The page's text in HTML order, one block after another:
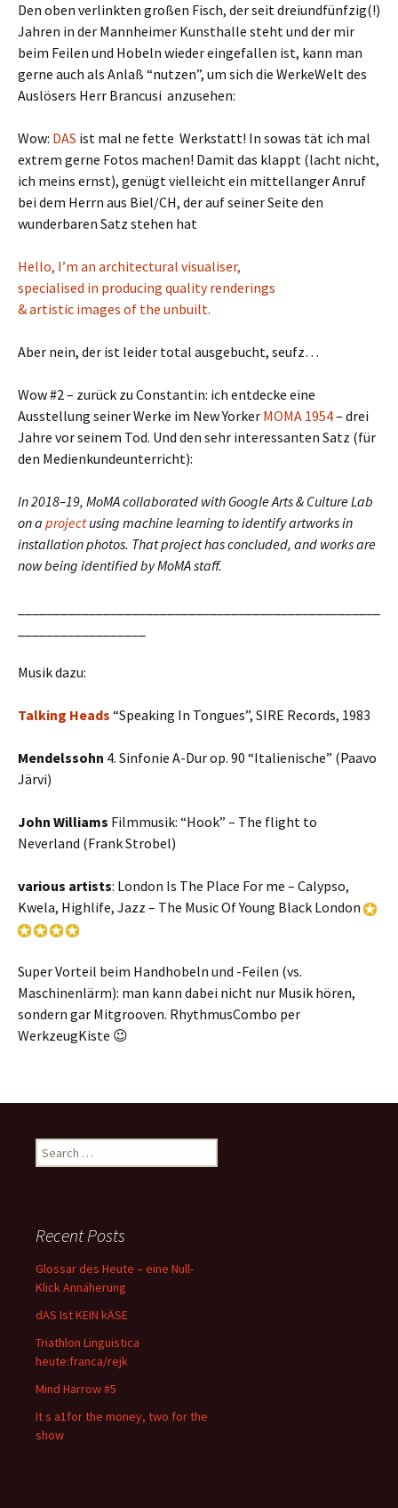
Den oben verlinkten großen Fisch, der seit dreiundfünfzig(!)
Jahren in der Mannheimer Kunsthalle steht und der mir
beim Feilen und Hobeln wieder eingefallen ist, kann man
gerne auch als Anlaß “nutzen”, um sich die WerkeWelt des
Auslösers Herr Brancusi anzusehen:
Wow: DAS ist mal ne fette Werkstatt! In sowas tät ich mal
extrem gerne Fotos machen! Damit das klappt (lacht nicht,
ich meins ernst), genügt vielleicht ein mittellanger Anruf
bei dem Herrn aus Biel/CH, der auf seiner Seite den
wunderbaren Satz stehen hat
Hello, I’m an architectural visualiser,
specialised in producing quality renderings
& artistic images of the unbuilt.
Aber nein, der ist leider total ausgebucht, seufz…
Wow #2 – zurück zu Constantin: ich entdecke eine
Ausstellung seiner Werke im New Yorker MOMA 1954– drei
Jahre vor seinem Tod. Und den sehr interessanten Satz (für
den Medienkundeunterricht):
In 2018–19, MoMA collaborated with Google Arts & Culture Lab
on a projectusing machine learning to identify artworks in
installation photos. That project has concluded, and works are
now being identified by MoMA staff.
Musik dazu:
Talking Heads “Speaking In Tongues”, SIRE Records, 1983
Mendelssohn 4. Sinfonie A-Dur op. 90 “Italienische” (Paavo
Järvi)
John Williams Filmmusik: “Hook” – The flight to
Neverland (Frank Strobel)
various artists: London Is The Place For me – Calypso,
Kwela, Highlife, Jazz – The Music Of Young Black London
Super Vorteil beim Handhobeln und -Feilen (vs.
Maschinenlärm): man kann dabei nicht nur Musik hören,
sondern gar Mitgrooven. RhythmusCombo per
WerkzeugKiste 😉
Search
for:
Recent Posts
Glossar des Heute – eine Null-
Klick Annäherung
dAS Ist KEIN kÄSE
Triathlon Linguistica
heute:franca/rejk
Mind Harrow #5
It s a1for the money, two for the
show